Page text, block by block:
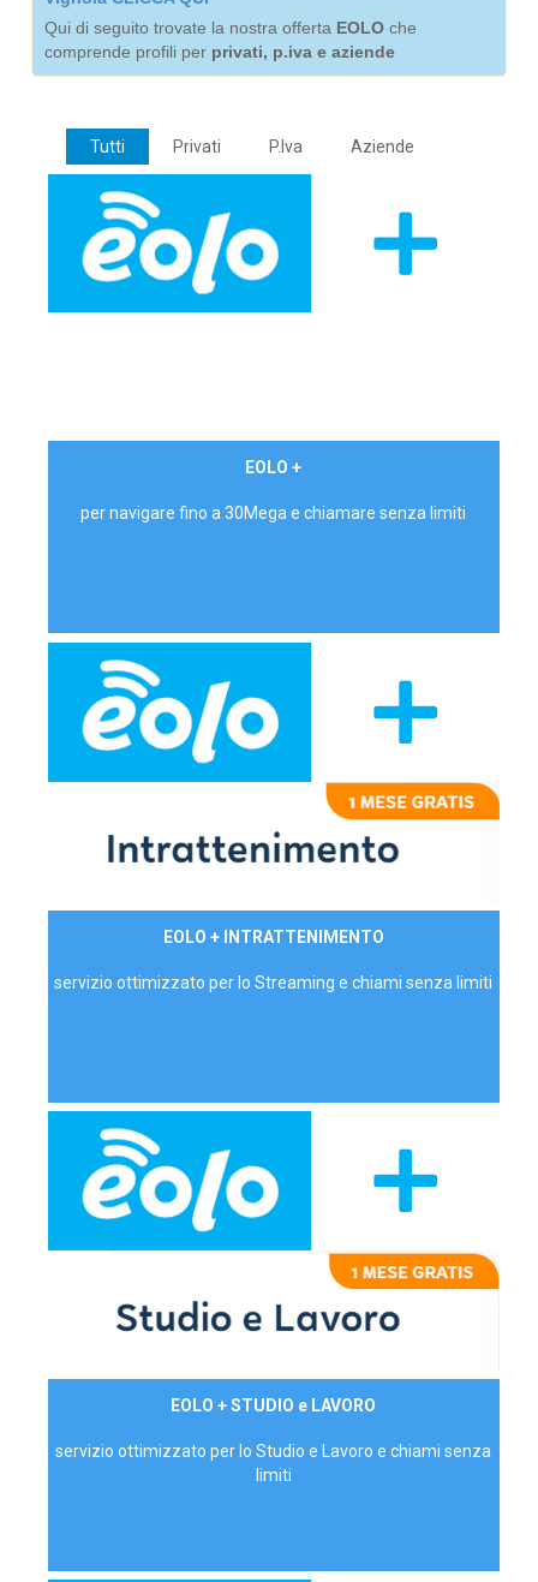
Qui di seguito trovate la nostra offerta EOLO che
comprende profili per privati, p.iva e aziende
Tutti Privati P.Iva Aziende
EOLO +
per navigare fino a 30Mega e chiamare senza limiti
EOLO + INTRATTENIMENTO
servizio ottimizzato per lo Streaming e chiami senza limiti
EOLO + STUDIO e LAVORO
servizio ottimizzato per lo Studio e Lavoro e chiami senza
limiti